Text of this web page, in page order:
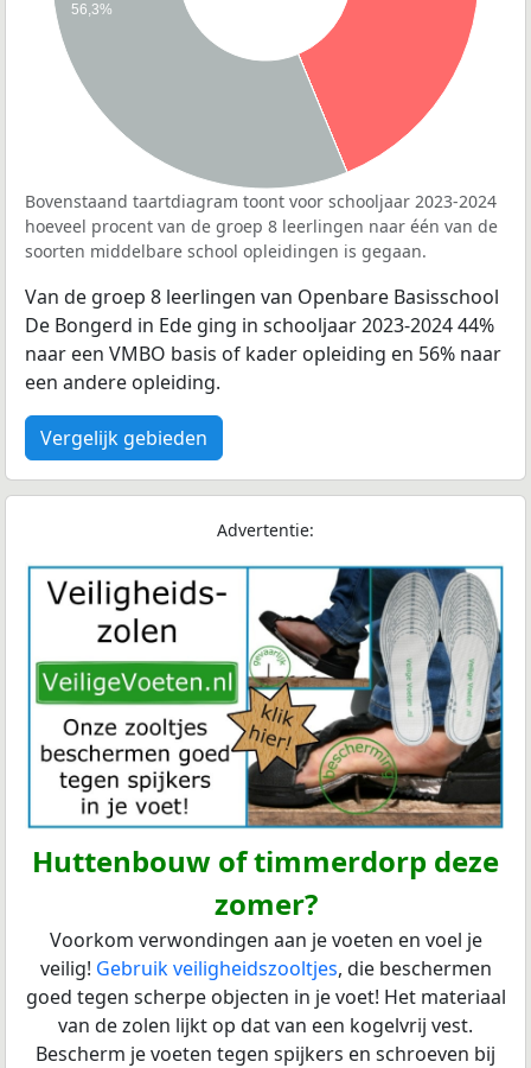
56,3%
Bovenstaand taartdiagram toont voor schooljaar 2023-2024
hoeveel procent van de groep 8 leerlingen naar één van de
soorten middelbare school opleidingen is gegaan.
Van de groep 8 leerlingen van Openbare Basisschool
De Bongerd in Ede ging in schooljaar 2023-2024 44%
naar een VMBO basis of kader opleiding en 56% naar
een andere opleiding.
Vergelijk gebieden
Advertentie:
Huttenbouw of timmerdorp deze
zomer?
Voorkom verwondingen aan je voeten en voel je
veilig! Gebruik veiligheidszooltjes, die beschermen
goed tegen scherpe objecten in je voet! Het materiaal
van de zolen lijkt op dat van een kogelvrij vest.
Bescherm je voeten tegen spijkers en schroeven bij